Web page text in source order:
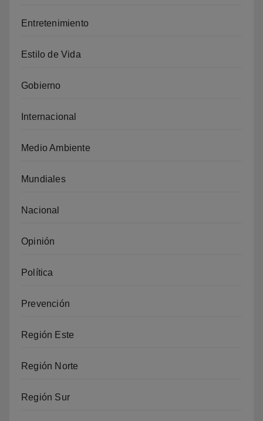
Entretenimiento
Estilo de Vida
Gobierno
Internacional
Medio Ambiente
Mundiales
Nacional
Opinión
Política
Prevención
Región Este
Región Norte
Región Sur